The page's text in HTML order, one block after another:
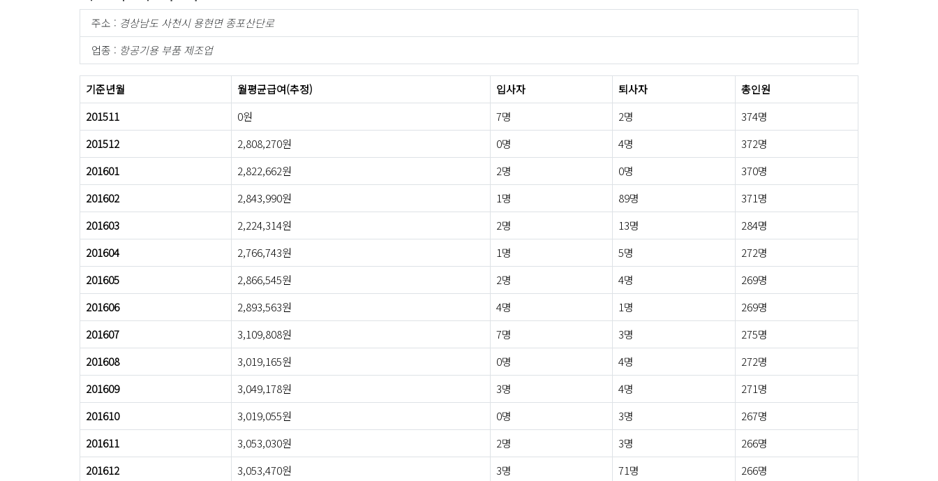
주소 : 경상남도 사천시 용현면 종포산단로
업종 : 항공기용 부품 제조업
기준년월 월평균급여(추정) 입사자 퇴사자
총인원
201511
0원 7명 2명
374명
201512
2,808,270원 0명 4명
372명
201601
2,822,662원 2명 0명
370명
201602
2,843,990원 1명 89명
371명
201603
2,224,314원 2명 13명
284명
201604
2,766,743원 1명 5명
272명
201605
2,866,545원 2명 4명
269명
201606
2,893,563원 4명 1명
269명
201607
3,109,808원 7명 3명
275명
201608
3,019,165원 0명 4명
272명
201609
3,049,178원 3명 4명
271명
201610
3,019,055원 0명 3명
267명
201611
3,053,030원 2명 3명
266명
201612
3,053,470원 3명 71명
266명